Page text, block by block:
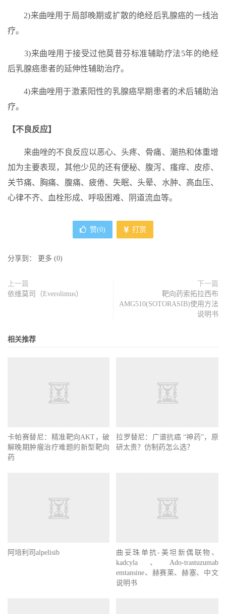
2)来曲唑用于局部晚期或扩散的绝经后乳腺癌的一线治
疗。
3)来曲唑用于接受过他莫昔芬标准辅助疗法5年的绝经
后乳腺癌患者的延伸性辅助治疗。
4)来曲唑用于激素阳性的乳腺癌早期患者的术后辅助治
疗。
【不良反应】
来曲唑的不良反应以恶心、头疼、骨痛、潮热和体重增
加为主要表现，其他少见的还有便秘、腹泻、瘙痒、皮疹、
关节痛、胸痛、腹痛、疲倦、失眠、头晕、水肿、高血压、
心律不齐、血栓形成、呼吸困难、阴道流血等。
赞(0) 打赏
分享到： 更多 (0)
上一篇
依维莫司（Everolimus）
下一篇
靶向药索拓拉西布
AMG510(SOTORASIB)使用方法
说明书
相关推荐
解晚期肿瘤治疗难题的新型靶向
药
拉罗替尼：广谱抗癌 “神药”，原
研太贵？仿制药怎么选？
kadcyla、Ado-trastuzumab
emtansine、赫赛莱、赫塞、中文
说明书